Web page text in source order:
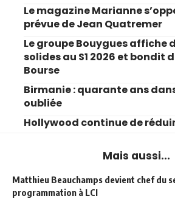
Le magazine Marianne
prévue de Jean Quatremer
Le groupe Bouygues affiche
solides au S1 2026 et bondit
Bourse
Birmanie : quarante ans
oubliée
Hollywood continue de
Mais aussi...
Matthieu Beauchamps devient chef du
programmation à LCI